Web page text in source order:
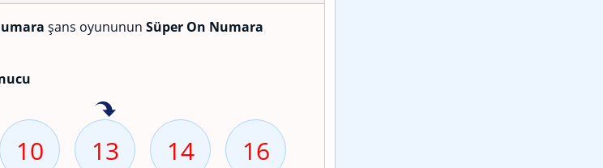
şans oyununun Süper On Numara
10 13 14 16